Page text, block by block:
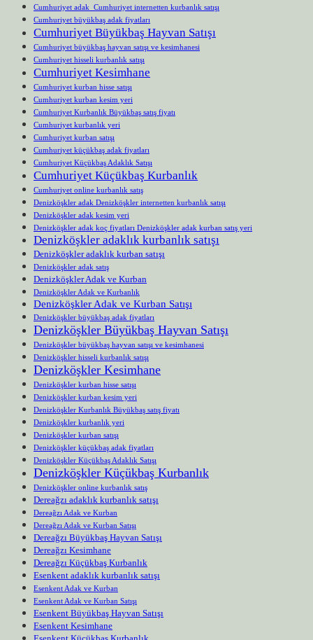
Cumhuriyet adak Cumhuriyet internetten kurbanlık satışı
Cumhuriyet büyükbaş adak fiyatları
Cumhuriyet Büyükbaş Hayvan Satışı
Cumhuriyet büyükbaş hayvan satışı ve kesimhanesi
Cumhuriyet hisseli kurbanlık satışı
Cumhuriyet Kesimhane
Cumhuriyet kurban hisse satışı
Cumhuriyet kurban kesim yeri
Cumhuriyet Kurbanlık Büyükbaş satış fiyatı
Cumhuriyet kurbanlık yeri
Cumhuriyet kurban satışı
Cumhuriyet küçükbaş adak fiyatları
Cumhuriyet Küçükbaş Adaklık Satışı
Cumhuriyet Küçükbaş Kurbanlık
Cumhuriyet online kurbanlık satış
Denizköşkler adak Denizköşkler internetten kurbanlık satışı
Denizköşkler adak kesim yeri
Denizköşkler adak koç fiyatları Denizköşkler adak kurban satış yeri
Denizköşkler adaklık kurbanlık satışı
Denizköşkler adaklık kurban satışı
Denizköşkler adak satış
Denizköşkler Adak ve Kurban
Denizköşkler Adak ve Kurbanlık
Denizköşkler Adak ve Kurban Satışı
Denizköşkler büyükbaş adak fiyatları
Denizköşkler Büyükbaş Hayvan Satışı
Denizköşkler büyükbaş hayvan satışı ve kesimhanesi
Denizköşkler hisseli kurbanlık satışı
Denizköşkler Kesimhane
Denizköşkler kurban hisse satışı
Denizköşkler kurban kesim yeri
Denizköşkler Kurbanlık Büyükbaş satış fiyatı
Denizköşkler kurbanlık yeri
Denizköşkler kurban satışı
Denizköşkler küçükbaş adak fiyatları
Denizköşkler Küçükbaş Adaklık Satışı
Denizköşkler Küçükbaş Kurbanlık
Denizköşkler online kurbanlık satış
Dereağzı adaklık kurbanlık satışı
Dereağzı Adak ve Kurban
Dereağzı Adak ve Kurban Satışı
Dereağzı Büyükbaş Hayvan Satışı
Dereağzı Kesimhane
Dereağzı Küçükbaş Kurbanlık
Esenkent adaklık kurbanlık satışı
Esenkent Adak ve Kurban
Esenkent Adak ve Kurban Satışı
Esenkent Büyükbaş Hayvan Satışı
Esenkent Kesimhane